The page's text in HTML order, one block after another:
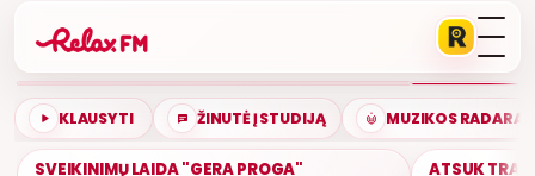
ETERYJE
DIENOS ASORTI
KLAUSYTI ŽINUTĖ Į STUDIJĄ MUZIKOS RADARAS
SVEIKINIMŲ LAIDA "GERA PROGA" ATSUK